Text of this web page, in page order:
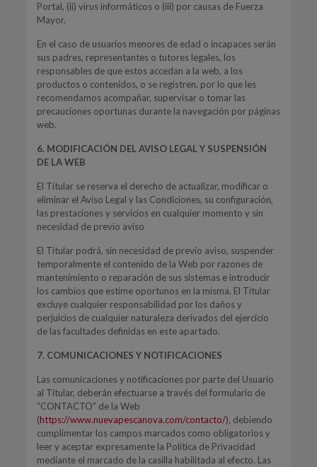
Portal, (ii) virus informáticos o (iii) por causas de Fuerza
Mayor.
En el caso de usuarios menores de edad o incapaces serán
sus padres, representantes o tutores legales, los
responsables de que estos accedan a la web, a los
productos o contenidos, o se registren, por lo que les
recomendamos acompañar, supervisar o tomar las
precauciones oportunas durante la navegación por páginas
web.
6. MODIFICACIÓN DEL AVISO LEGAL Y SUSPENSIÓN
DE LA WEB
El Titular se reserva el derecho de actualizar, modificar o
eliminar el Aviso Legal y las Condiciones, su configuración,
las prestaciones y servicios en cualquier momento y sin
necesidad de previo aviso
El Titular podrá, sin necesidad de previo aviso, suspender
temporalmente el contenido de la Web por razones de
mantenimiento o reparación de sus sistemas e introducir
los cambios que estime oportunos en la misma. El Titular
excluye cualquier responsabilidad por los daños y
perjuicios de cualquier naturaleza derivados del ejercicio
de las facultades definidas en este apartado.
7. COMUNICACIONES Y NOTIFICACIONES
Las comunicaciones y notificaciones por parte del Usuario
al Titular, deberán efectuarse a través del formulario de
“CONTACTO” de la Web
(https://www.nuevapescanova.com/contacto/), debiendo
cumplimentar los campos marcados como obligatorios y
leer y aceptar expresamente la Política de Privacidad
mediante el marcado de la casilla habilitada al efecto. Las